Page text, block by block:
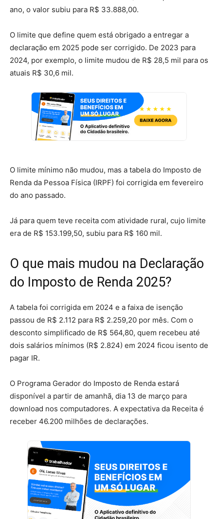
ano, o valor subiu para R$ 33.888,00.
O limite que define quem está obrigado a entregar a
declaração em 2025 pode ser corrigido. De 2023 para
2024, por exemplo, o limite mudou de R$ 28,5 mil para os
atuais R$ 30,6 mil.
O limite mínimo não mudou, mas a tabela do Imposto de
Renda da Pessoa Física (IRPF) foi corrigida em fevereiro
do ano passado.
Já para quem teve receita com atividade rural, cujo limite
era de R$ 153.199,50, subiu para R$ 160 mil.
O que mais mudou na Declaração
do Imposto de Renda 2025?
A tabela foi corrigida em 2024 e a faixa de isenção
passou de R$ 2.112 para R$ 2.259,20 por mês. Com o
desconto simplificado de R$ 564,80, quem recebeu até
dois salários mínimos (R$ 2.824) em 2024 ficou isento de
pagar IR.
O Programa Gerador do Imposto de Renda estará
disponível a partir de amanhã, dia 13 de março para
download nos computadores. A expectativa da Receita é
receber 46.200 milhões de declarações.